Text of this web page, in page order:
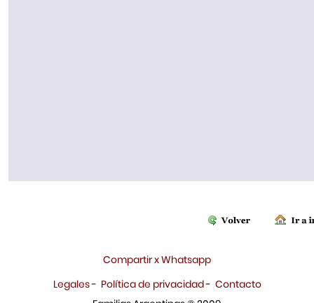
Compartir x Whatsapp
Legales- Política de privacidad- Contacto